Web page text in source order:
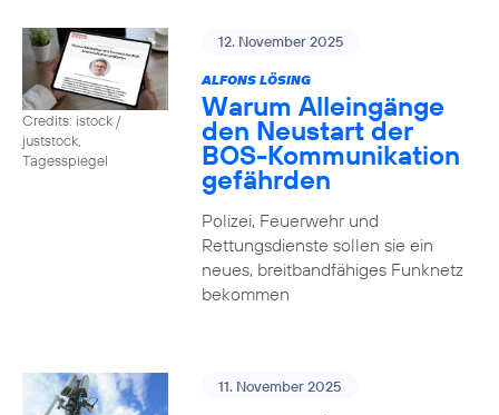
Credits: istock /
juststock,
Tagesspiegel
12. November 2025
ALFONS LÖSING
Warum Alleingänge
den Neustart der
BOS-Kommunikation
gefährden
Polizei, Feuerwehr und
Rettungsdienste sollen sie ein
neues, breitbandfähiges Funknetz
bekommen
11. November 2025